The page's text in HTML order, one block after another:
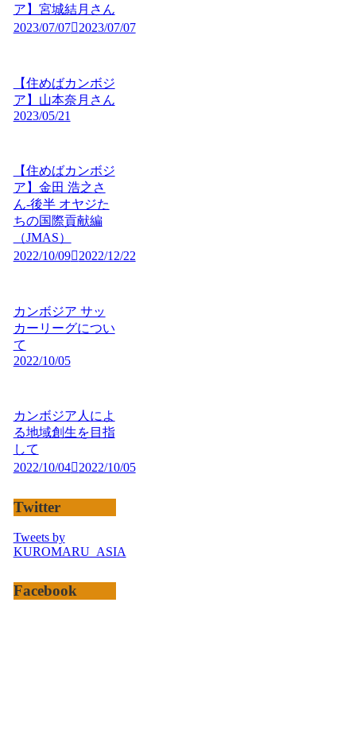
ア】宮城結月さん
2023/07/07
2023/07/07
【住めばカンボジ
ア】山本奈月さん
2023/05/21
【住めばカンボジ
ア】金田 浩之さ
ん-後半 オヤジた
ちの国際貢献編
（JMAS）
2022/10/09
2022/12/22
カンボジア サッ
カーリーグについ
て
2022/10/05
カンボジア人によ
る地域創生を目指
して
2022/10/04
2022/10/05
Twitter
Tweets by
KUROMARU_ASIA
Facebook